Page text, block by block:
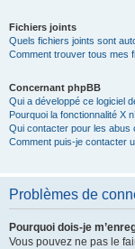
Fichiers joints
Quels fichiers joints sont
Comment trouver tous mes
Concernant phpBB
Qui a développé ce logiciel
Pourquoi la fonctionnalité X
Qui contacter pour les abus
Comment puis-je contacter
Problèmes de
Pourquoi dois-je
Vous pouvez ne pas le